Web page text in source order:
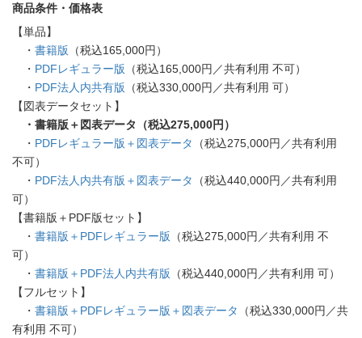
商品条件・価格表
【単品】
・ 書籍版 （税込165,000円）
・ PDFレギュラー版 （税込165,000円／共有利用 不可）
・ PDF法人内共有版 （税込330,000円／共有利用 可）
【図表データセット】
・書籍版＋図表データ（税込275,000円）
・ PDFレギュラー版＋図表データ
（税込275,000円／共有利用
不可）
・ PDF法人内共有版＋図表データ
（税込440,000円／共有利用
可）
【書籍版＋PDF版セット】
・ 書籍版＋PDFレギュラー版 （税込275,000円／共有利用 不
可）
・ 書籍版＋PDF法人内共有版 （税込440,000円／共有利用 可）
【フルセット】
・ 書籍版＋PDFレギュラー版＋図表データ
（税込330,000円／共
有利用 不可）